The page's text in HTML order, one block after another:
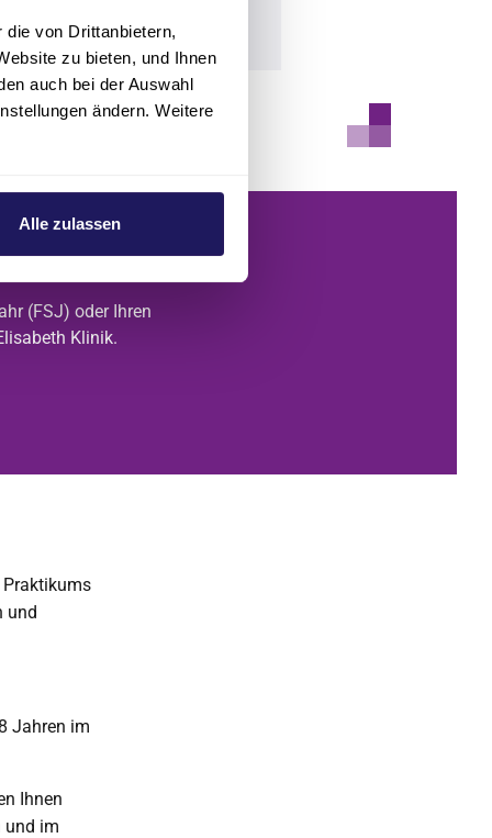
von Drittanbietern,
zu bieten, und Ihnen
auch bei der Auswahl
ändern. Weitere
Alle zulassen
(FSJ) oder Ihren
Klinik.
Praktikums
und
Jahren im
Ihnen
und im